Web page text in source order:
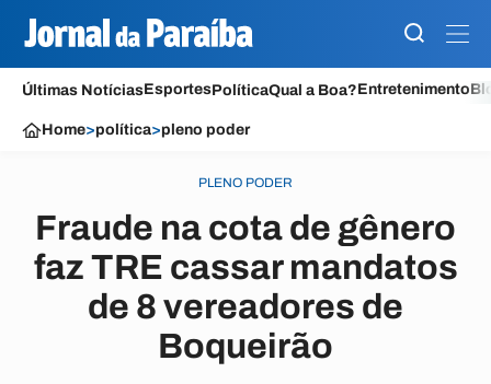
Últimas NotíciasEsportesPolíticaQual a Boa?Entretenimento
Home>política>pleno poder
PLENO PODER
Fraude na cota de gênero
faz TRE cassar mandatos
de 8 vereadores de
Boqueirão